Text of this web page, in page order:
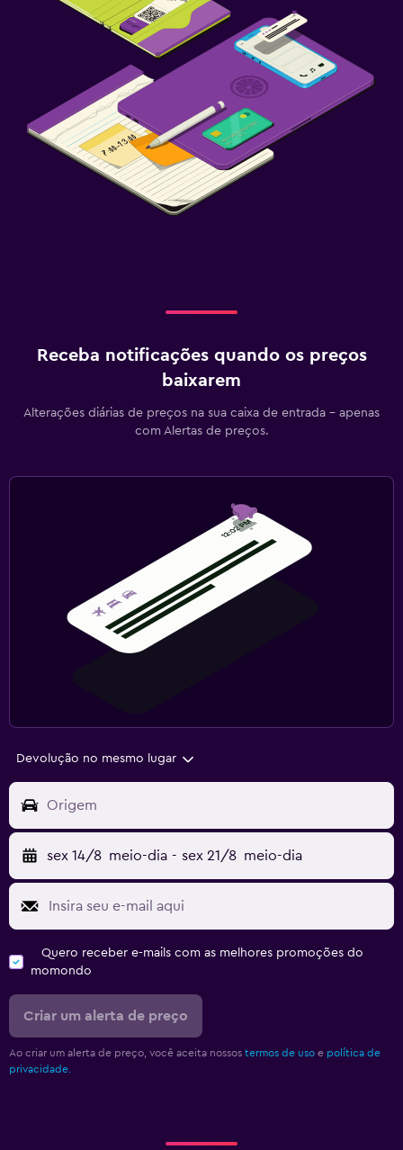
Receba notificações quando os preços
baixarem
Alterações diárias de preços na sua caixa de entrada - apenas
com Alertas de preços.
Devolução no mesmo lugar
Origem
sex 14/8 meio-dia - sex 21/8 meio-dia
Quero receber e-mails com as melhores promoções do
momondo
Criar um alerta de preço
Ao criar um alerta de preço, você aceita nossos termos de uso e política de
privacidade.